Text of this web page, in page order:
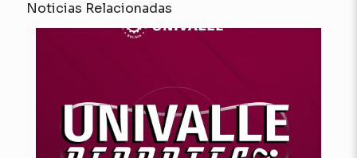
Noticias Relacionadas